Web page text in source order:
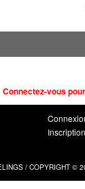
Connectez-vous
Inscription
/ COPYRIGHT ©